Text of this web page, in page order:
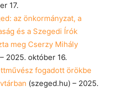
17.
az önkormányzat, a
és a Szegedi Írók
meg Cserzy Mihály
2025. október 16.
fogadott örökbe
(szeged.hu) – 2025.